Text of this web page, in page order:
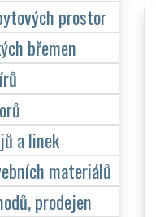
prostor
břemen
a linek
materiálů
prodejen